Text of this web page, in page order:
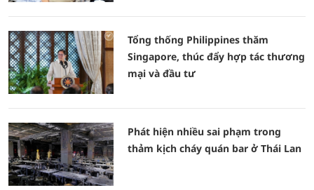
Tổng thống Philippines thăm
Singapore, thúc đẩy hợp tác thương
mại và đầu tư
Phát hiện nhiều sai phạm trong
thảm kịch cháy quán bar ở Thái Lan